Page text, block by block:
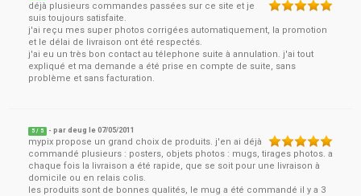
déjà plusieurs commandes passées sur ce site et je
suis toujours satisfaite.
j'ai reçu mes super photos corrigées automatiquement, la promotion
et le délai de livraison ont été respectés.
j'ai eu un très bon contact au télephone suite à annulation. j'ai tout
expliqué et ma demande a été prise en compte de suite, sans
problème et sans facturation.
5 / 5 - pardeug le07/05/2011
mypix propose un grand choix de produits. j'en ai déjà
commandé plusieurs : posters, objets photos : mugs, tirages photos. a
chaque fois la livraison a été rapide, que se soit pour une livraison à
domicile ou en relais colis.
les produits sont de bonnes qualités, le mug a été commandé il y a 3